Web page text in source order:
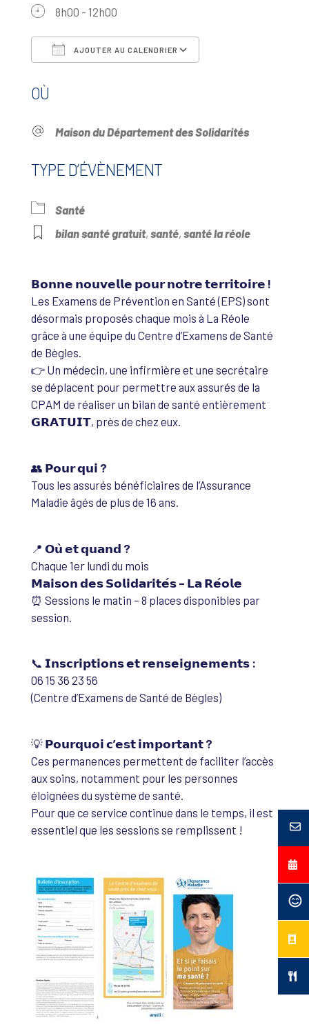
8h00 - 12h00
AJOUTER AU CALENDRIER
OÙ
Maison du Département des Solidarités
TYPE D’ÉVÈNEMENT
Santé
bilan santé gratuit, santé, santé la réole
𝗕𝗼𝗻𝗻𝗲 𝗻𝗼𝘂𝘃𝗲𝗹𝗹𝗲 𝗽𝗼𝘂𝗿 𝗻𝗼𝘁𝗿𝗲 𝘁𝗲𝗿𝗿𝗶𝘁𝗼𝗶𝗿𝗲 !
Les Examens de Prévention en Santé (EPS) sont
désormais proposés chaque mois à La Réole
grâce à une équipe du Centre d’Examens de Santé
de Bègles.
👉 Un médecin, une infirmière et une secrétaire
se déplacent pour permettre aux assurés de la
CPAM de réaliser un bilan de santé entièrement
𝗚𝗥𝗔𝗧𝗨𝗜𝗧, près de chez eux.
👥 𝗣𝗼𝘂𝗿 𝗾𝘂𝗶 ?
Tous les assurés bénéficiaires de l’Assurance
Maladie âgés de plus de 16 ans.
📍 𝗢𝘂̀ 𝗲𝘁 𝗾𝘂𝗮𝗻𝗱 ?
Chaque 1er lundi du mois
𝗠𝗮𝗶𝘀𝗼𝗻 𝗱𝗲𝘀 𝗦𝗼𝗹𝗶𝗱𝗮𝗿𝗶𝘁𝗲́𝘀 – 𝗟𝗮 𝗥𝗲́𝗼𝗹𝗲
⏰ Sessions le matin – 8 places disponibles par
session.
📞 𝗜𝗻𝘀𝗰𝗿𝗶𝗽𝘁𝗶𝗼𝗻𝘀 𝗲𝘁 𝗿𝗲𝗻𝘀𝗲𝗶𝗴𝗻𝗲𝗺𝗲𝗻𝘁𝘀 :
06 15 36 23 56
(Centre d’Examens de Santé de Bègles)
💡 𝗣𝗼𝘂𝗿𝗾𝘂𝗼𝗶 𝗰’𝗲𝘀𝘁 𝗶𝗺𝗽𝗼𝗿𝘁𝗮𝗻𝘁 ?
Ces permanences permettent de faciliter l’accès
aux soins, notamment pour les personnes
éloignées du système de santé.
Pour que ce service continue dans le temps, il est
essentiel que les sessions se remplissent !